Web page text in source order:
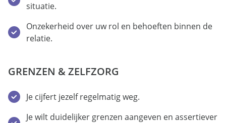
situatie.
Onzekerheid over uw rol en behoeften binnen de
relatie.
GRENZEN & ZELFZORG
Je cijfert jezelf regelmatig weg.
Je wilt duidelijker grenzen aangeven en assertiever